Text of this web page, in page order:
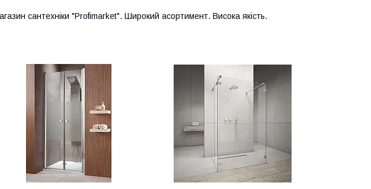
сантехніки "Profimarket". Широкий асортимент. Висока якість.